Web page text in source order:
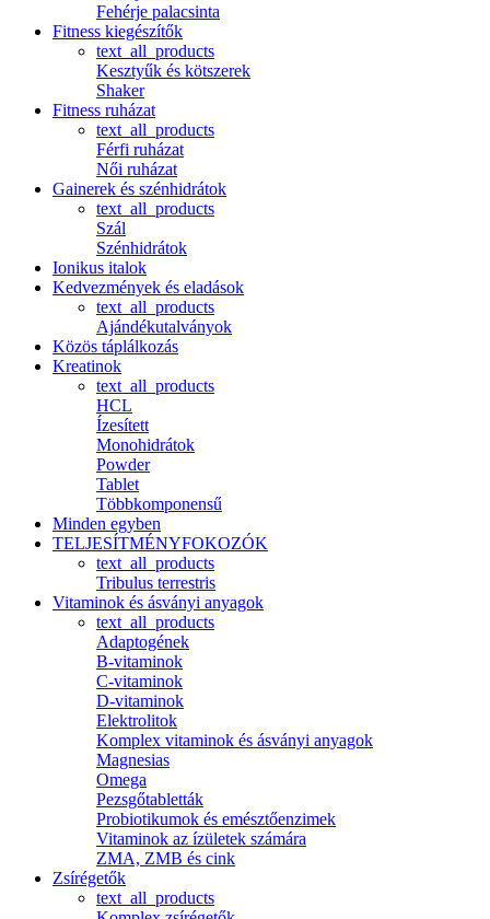
Fehérje palacsinta
Fitness kiegészítők
text_all_products
Kesztyűk és kötszerek
Shaker
Fitness ruházat
text_all_products
Férfi ruházat
Női ruházat
Gainerek és szénhidrátok
text_all_products
Szál
Szénhidrátok
Ionikus italok
Kedvezmények és eladások
text_all_products
Ajándékutalványok
Közös táplálkozás
Kreatinok
text_all_products
HCL
Ízesített
Monohidrátok
Powder
Tablet
Többkomponensű
Minden egyben
TELJESÍTMÉNYFOKOZÓK
text_all_products
Tribulus terrestris
Vitaminok és ásványi anyagok
text_all_products
Adaptogének
B-vitaminok
C-vitaminok
D-vitaminok
Elektrolitok
Komplex vitaminok és ásványi anyagok
Magnesias
Omega
Pezsgőtabletták
Probiotikumok és emésztőenzimek
Vitaminok az ízületek számára
ZMA, ZMB és cink
Zsírégetők
text_all_products